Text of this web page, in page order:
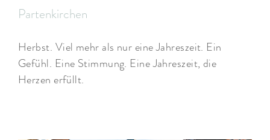
Partenkirchen
Herbst. Viel mehr als nur eine Jahreszeit. Ein
Gefühl. Eine Stimmung. Eine Jahreszeit, die
Herzen erfüllt.